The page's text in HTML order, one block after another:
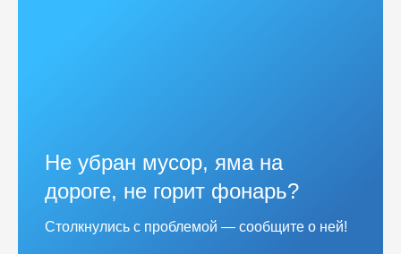
Не убран мусор, яма на
дороге, не горит фонарь?
Столкнулись с проблемой — сообщите о ней!